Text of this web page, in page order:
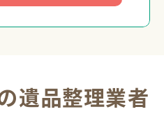
遺品整理業者